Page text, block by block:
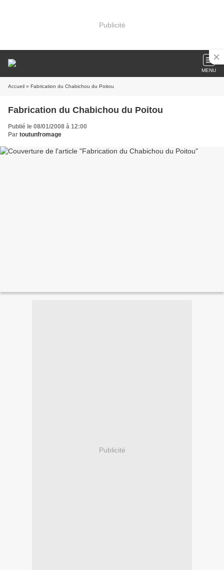
Publicité
MENU
Accueil » Fabrication du Chabichou du Poitou
Fabrication du Chabichou du Poitou
Publié le 08/01/2008 à 12:00
Par toutunfromage
Publicité